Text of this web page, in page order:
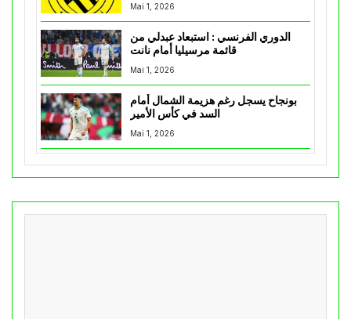
Mai 1, 2026
الدوري الفرنسي : استبعاد عبدلي من
قائمة مرسيليا أمام نانت
Mai 1, 2026
بونجاح يسجل رغم هزيمة الشمال أمام
السد في كأس الأمير
Mai 1, 2026